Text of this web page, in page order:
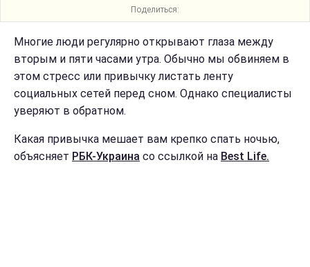
Поделиться:
Многие люди регулярно открывают глаза между
вторым и пяти часами утра. Обычно мы обвиняем в
этом стресс или привычку листать ленту
социальных сетей перед сном. Однако специалисты
уверяют в обратном.
Какая привычка мешает вам крепко спать ночью,
объясняет РБК-Украина со ссылкой на Best Life.